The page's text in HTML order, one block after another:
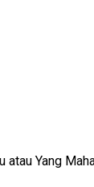
atau Yang